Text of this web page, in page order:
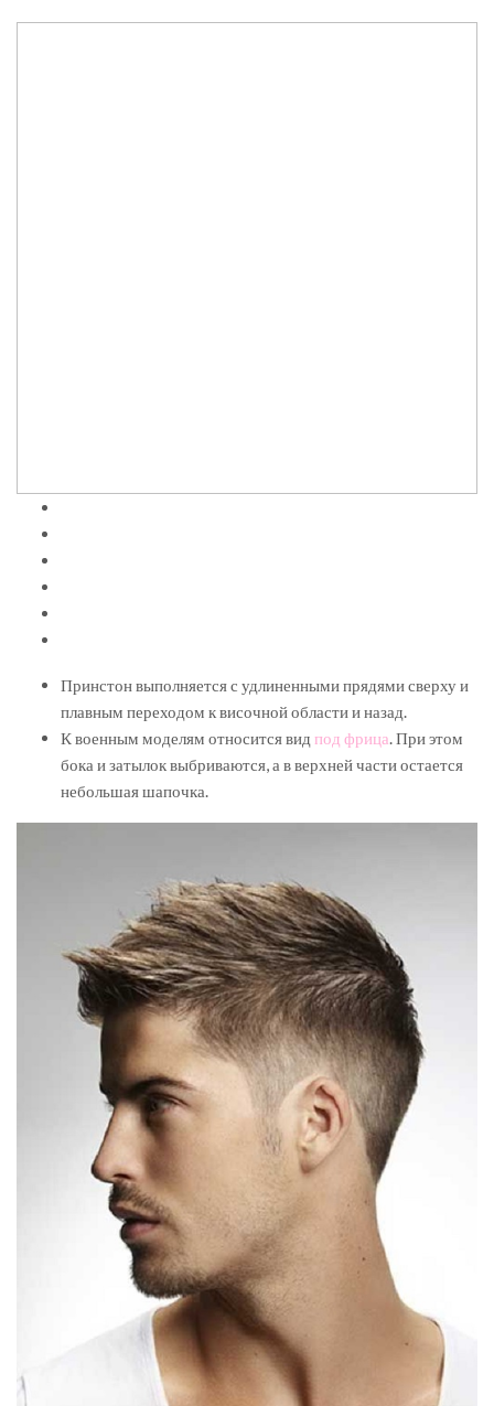
Принстон выполняется с удлиненными прядями сверху и
плавным переходом к височной области и назад.
К военным моделям относится вид под фрица. При этом
бока и затылок выбриваются, а в верхней части остается
небольшая шапочка.